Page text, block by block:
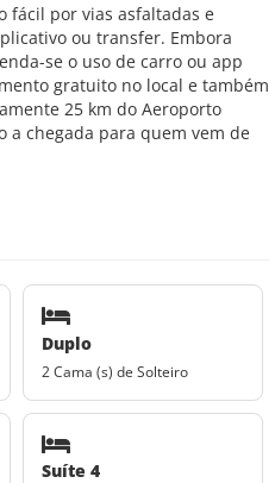
fácil por vias asfaltadas e
ou transfer. Embora
se o uso de carro ou app
gratuito no local e também
25 km do Aeroporto
a chegada para quem vem de
Duplo
2 Cama (s) de Solteiro
Suíte 4